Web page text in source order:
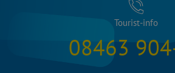
Tourist-info
08463